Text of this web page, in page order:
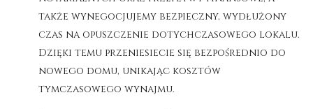
także wynegocjujemy bezpieczny, wydłużony
czas na opuszczenie dotychczasowego lokalu.
Dzięki temu przeniesiecie się bezpośrednio do
nowego domu, unikając kosztów
tymczasowego wynajmu.